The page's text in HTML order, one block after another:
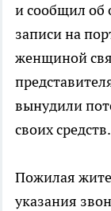
и сообщил об
записи на
женщиной
вынудили
своих средств.
Пожилая
указания